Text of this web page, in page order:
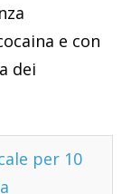
e con
dei
per 10